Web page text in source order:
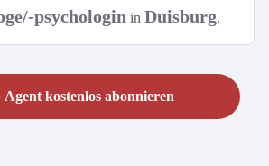
psychologin in Duisburg.
Agent kostenlos abonnieren